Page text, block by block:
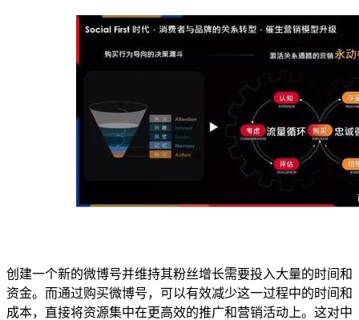
创建一个新的微博号并维持其粉丝增长需要投入大量的时间和
资金。而通过购买微博号，可以有效减少这一过程中的时间和
成本，直接将资源集中在更高效的推广和营销活动上。这对中